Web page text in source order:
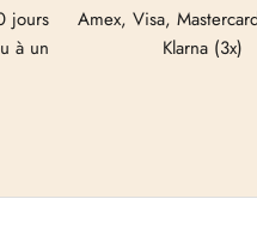
jours
à un
Amex, Visa,
Klarna (3x)